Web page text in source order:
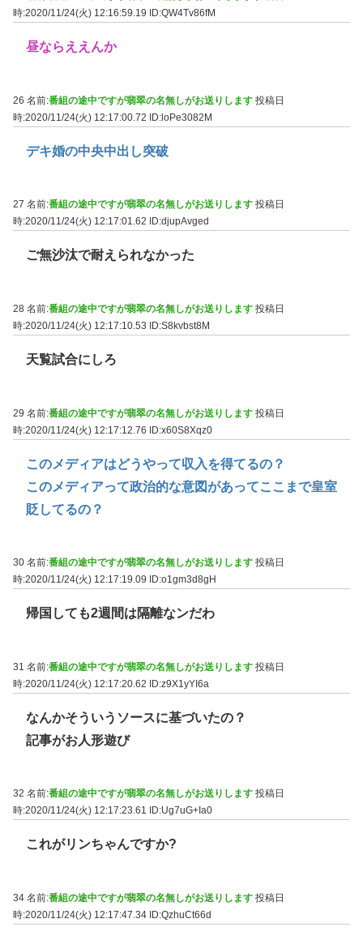
時:2020/11/24(火) 12:16:59.19
ID:QW4Tv86fM
昼ならええんか
26 名前:番組の途中ですが翡翠の名無しがお送りします 投稿日
時:2020/11/24(火) 12:17:00.72 ID:loPe3082M
デキ婚の中央中出し突破
27 名前:番組の途中ですが翡翠の名無しがお送りします 投稿日
時:2020/11/24(火) 12:17:01.62
ID:djupAvged
ご無沙汰で耐えられなかった
28 名前:番組の途中ですが翡翠の名無しがお送りします 投稿日
時:2020/11/24(火) 12:17:10.53
ID:S8kvbst8M
天覧試合にしろ
29 名前:番組の途中ですが翡翠の名無しがお送りします 投稿日
時:2020/11/24(火) 12:17:12.76 ID:x60S8Xqz0
このメディアはどうやって収入を得てるの？
このメディアって政治的な意図があってここまで皇室
貶してるの？
30 名前:番組の途中ですが翡翠の名無しがお送りします 投稿日
時:2020/11/24(火) 12:17:19.09
ID:o1gm3d8gH
帰国しても2週間は隔離なンだわ
31 名前:番組の途中ですが翡翠の名無しがお送りします 投稿日
時:2020/11/24(火) 12:17:20.62 ID:z9X1yYI6a
なんかそういうソースに基づいたの？
記事がお人形遊び
32 名前:番組の途中ですが翡翠の名無しがお送りします 投稿日
時:2020/11/24(火) 12:17:23.61
ID:Ug7uG+Ia0
これがリンちゃんですか?
34 名前:番組の途中ですが翡翠の名無しがお送りします 投稿日
時:2020/11/24(火) 12:17:47.34 ID:QzhuCt66d